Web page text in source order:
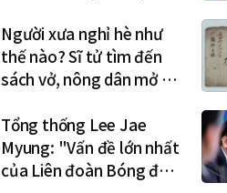
triệu đơn đặt trước
Người xưa nghỉ hè như
thế nào? Sĩ tử tìm đến
sách vở, nông dân mở hội
Tổng thống Lee Jae
Myung: "Vấn đề lớn nhất
của Liên đoàn Bóng đá